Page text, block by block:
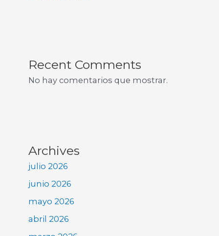
Recent Comments
No hay comentarios que mostrar.
Archives
julio 2026
junio 2026
mayo 2026
abril 2026